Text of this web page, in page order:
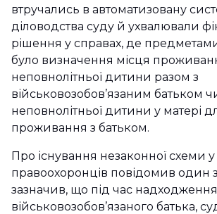
втручались в автоматизовану
діловодства суду й ухвалювали
рішення у справах, де
було визначення місця
неповнолітньої дитини разом з
військовозобов’язаним батьком
неповнолітньої дитини у матері
проживання з батьком.
Про існування незаконної схеми у
правоохоронців повідомив один з
зазначив, що під час
військовозобов’язаного батька,